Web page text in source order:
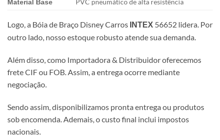
Material Base PVC pneumático de alta resistência
Logo, a Bóia de Braço Disney Carros INTEX 56652 lidera. Por
outro lado, nosso estoque robusto atende sua demanda.
Além disso, como Importadora & Distribuidor oferecemos
frete CIF ou FOB. Assim, a entrega ocorre mediante
negociação.
Sendo assim, disponibilizamos pronta entrega ou produtos
sob encomenda. Ademais, o custo final inclui impostos
nacionais.